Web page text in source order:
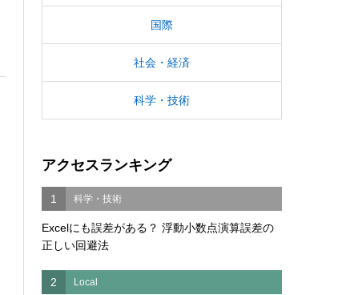
国際
社会・経済
科学・技術
アクセスランキング
1 科学・技術
Excelにも誤差がある？ 浮動小数点演算誤差の
正しい回避法
2 Local